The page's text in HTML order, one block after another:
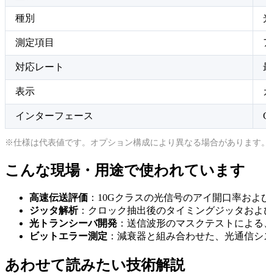
種別
測定項目
対応レート
表示
インターフェース
※仕様は代表値です。オプション構成により異なる場合があります。
こんな現場・用途で使われています
高速伝送評価 ：10Gクラスの光信号のアイ開口率お
ジッタ解析：クロック抽出後のタイミングジッタお
光トランシーバ開発 ：送信波形のマスクテストによ
ビットエラー測定 ：減衰器と組み合わせた、光通信
あわせて読みたい技術解説